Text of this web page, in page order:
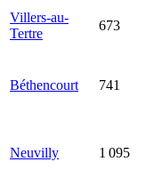
Villers-au-
Tertre
673
Béthencourt 741
Neuvilly 1 095